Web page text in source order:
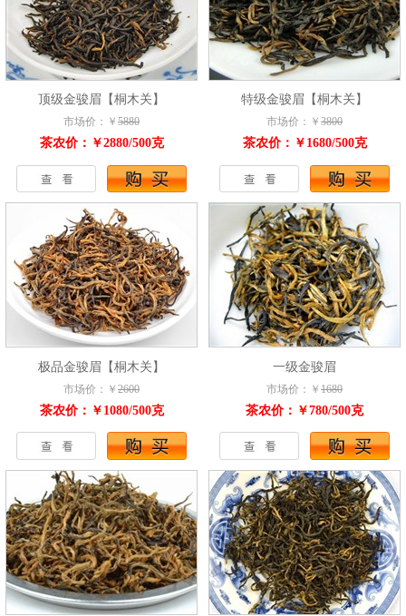
顶级金骏眉【桐木关】
市场价：￥ 5880
茶农价：￥2880/500克
特级金骏眉【桐木关】
市场价：￥ 3800
茶农价：￥1680/500克
极品金骏眉【桐木关】
市场价：￥ 2600
茶农价：￥1080/500克
一级金骏眉
市场价：￥ 1680
茶农价：￥780/500克